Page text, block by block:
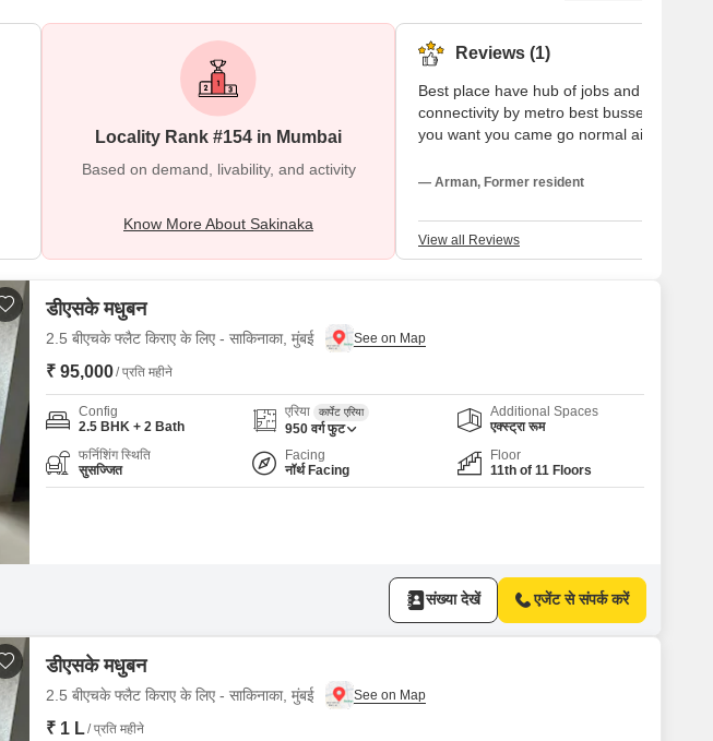
Locality Rank #154 in Mumbai
Based on demand, livability, and activity
Know More About Sakinaka
Reviews (1)
Best place have hub of jobs and cities
connectivity by metro best busses where
you want you came go normal air iq
— Arman, Former resident
View all Reviews
डीएसके मधुबन
2.5 बीएचके फ्लैट किराए के लिए - साकिनाका, मुंबई
₹ 95,000/ प्रति महीने
Config
2.5 BHK + 2 Bath
एरिया कार्पेट एरिया
950 वर्ग फुट
Additional Spaces
एक्स्ट्रा रूम
फर्निशिंग स्थिति
सुसज्जित
Facing
नॉर्थ Facing
Floor
11th of 11 Floors
संख्या देखें एजेंट से संपर्क करें
डीएसके मधुबन
2.5 बीएचके फ्लैट किराए के लिए - साकिनाका, मुंबई
₹ 1 L/ प्रति महीने